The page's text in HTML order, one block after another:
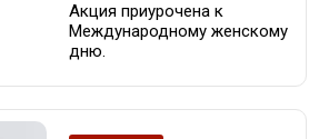
Акция приурочена к
Международному женскому
дню.